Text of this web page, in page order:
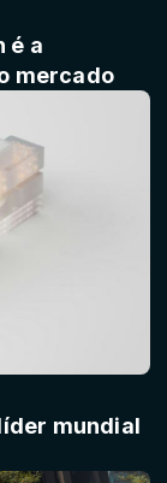
é a
mercado
mundial